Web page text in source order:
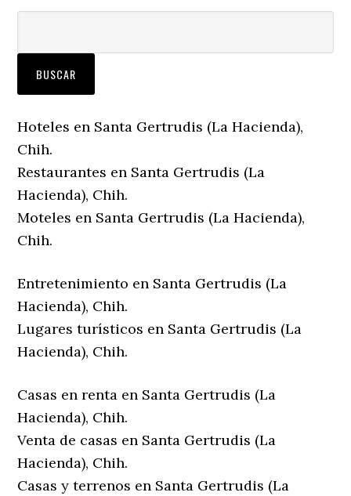
Hoteles en Santa Gertrudis (La Hacienda),
Chih.
Restaurantes en Santa Gertrudis (La
Hacienda), Chih.
Moteles en Santa Gertrudis (La Hacienda),
Chih.
Entretenimiento en Santa Gertrudis (La
Hacienda), Chih.
Lugares turísticos en Santa Gertrudis (La
Hacienda), Chih.
Casas en renta en Santa Gertrudis (La
Hacienda), Chih.
Venta de casas en Santa Gertrudis (La
Hacienda), Chih.
Casas y terrenos en Santa Gertrudis (La